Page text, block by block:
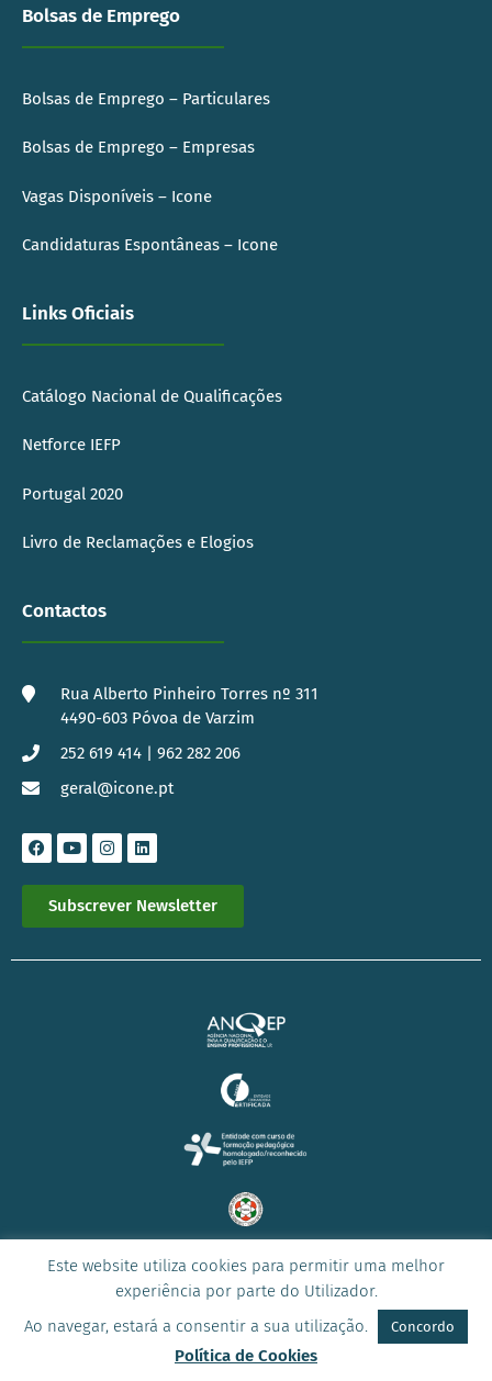
Bolsas de Emprego
Bolsas de Emprego – Particulares
Bolsas de Emprego – Empresas
Vagas Disponíveis – Icone
Candidaturas Espontâneas – Icone
Links Oficiais
Catálogo Nacional de Qualificações
Netforce IEFP
Portugal 2020
Livro de Reclamações e Elogios
Contactos
Rua Alberto Pinheiro Torres nº 311
4490-603 Póvoa de Varzim
252 619 414 | 962 282 206
geral@icone.pt
Subscrever Newsletter
© 2023 Todos os direitos reservados –ICONE
Este website utiliza cookies para permitir uma melhor
experiência por parte do Utilizador.
Ao navegar, estará a consentir a sua utilização.
Concordo
Política de Cookies